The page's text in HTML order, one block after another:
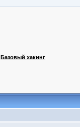
Базовый хакинг